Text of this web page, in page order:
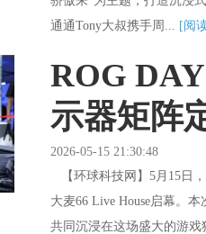
通通Tony大叔携手周... [阅
ROG
示器矩阵
2026-05-15 21:30:48
【环球科技网】5月15日
大麦66 Live House启幕。
共同沉浸在这场盛大的游